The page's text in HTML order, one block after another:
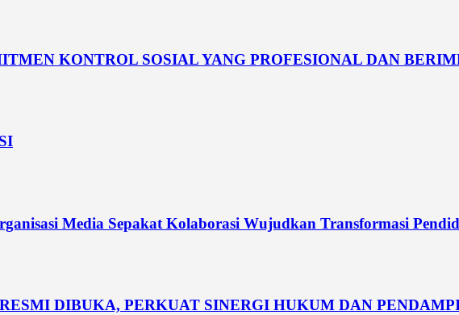
KONTROL SOSIAL YANG PROFESIONAL DAN
Media Sepakat Kolaborasi Wujudkan Transformasi
DIBUKA, PERKUAT SINERGI HUKUM DAN